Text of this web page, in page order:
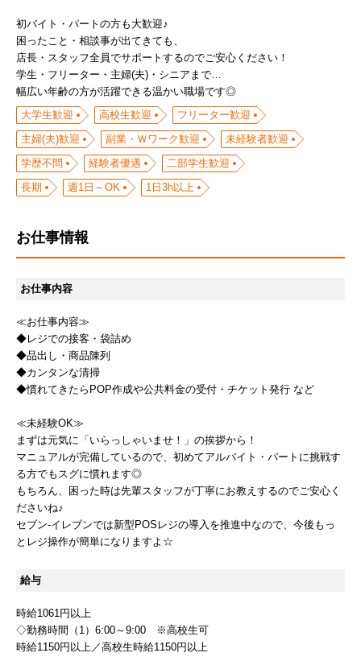
初バイト・パートの方も大歓迎♪
困ったこと・相談事が出てきても、
店長・スタッフ全員でサポートするのでご安心ください！
学生・フリーター・主婦(夫)・シニアまで…
幅広い年齢の方が活躍できる温かい職場です◎
大学生歓迎
高校生歓迎
フリーター歓迎
主婦(夫)歓迎
副業・Ｗワーク歓迎
未経験者歓迎
学歴不問
経験者優遇
二部学生歓迎
長期
週1日～OK 1日3h以上
お仕事情報
お仕事内容
≪お仕事内容≫
◆レジでの接客・袋詰め
◆品出し・商品陳列
◆カンタンな清掃
◆慣れてきたらPOP作成や公共料金の受付・チケット発行 など
≪未経験OK≫
まずは元気に「いらっしゃいませ！」の挨拶から！
マニュアルが完備しているので、初めてアルバイト・パートに挑戦す
る方でもスグに慣れます◎
もちろん、困った時は先輩スタッフが丁寧にお教えするのでご安心く
ださいね♪
セブン-イレブンでは新型POSレジの導入を推進中なので、今後もっ
とレジ操作が簡単になりますよ☆
給与
時給1061円以上
◇勤務時間（1）6:00～9:00 ※高校生可
時給1150円以上／高校生時給1150円以上